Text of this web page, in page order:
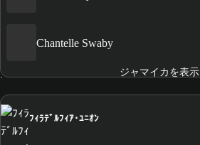
Chantelle Swaby
ジャマイカを表示
ﾌｨﾗﾃﾞﾙﾌｨｱ･ﾕﾆｵﾝ